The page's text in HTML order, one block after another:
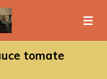
tomate